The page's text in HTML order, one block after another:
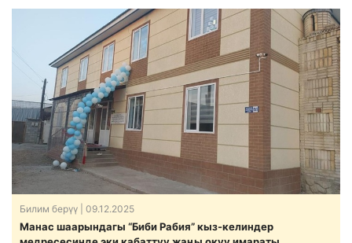
Билим берүү | 09.12.2025
Манас шаарындагы “Биби Рабия” кыз-келиндер